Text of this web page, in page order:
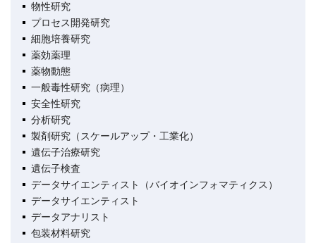
物性研究
プロセス開発研究
細胞培養研究
薬効薬理
薬物動態
一般毒性研究（病理）
安全性研究
分析研究
製剤研究（スケールアップ・工業化）
遺伝子治療研究
遺伝子検査
データサイエンティスト（バイオインフォマティクス）
データサイエンティスト
データアナリスト
包装材料研究